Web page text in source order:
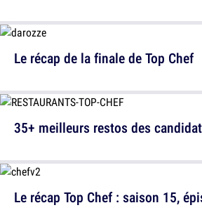
35+ meilleurs restos des
Le récap de la finale de Top Chef
Le récap Top Chef : saison 15,